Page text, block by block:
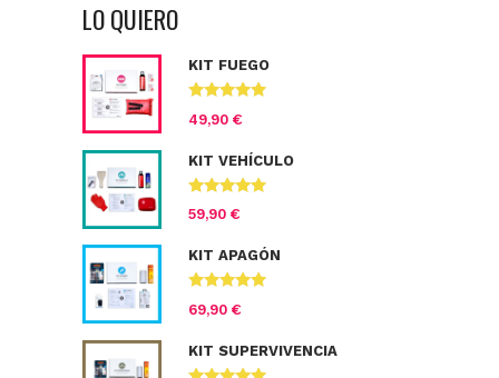
LO QUIERO
KIT FUEGO
Valorado
con4.67
49,90 €
KIT VEHÍCULO
Valorado con
5.00de 5
59,90 €
KIT APAGÓN
Valorado
con4.71
69,90 €
KIT SUPERVIVENCIA